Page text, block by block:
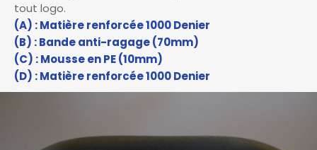
tout logo.
(A) : Matière renforcée 1000 Denier
(B) : Bande anti-ragage (70mm)
(C) : Mousse en PE (10mm)
(D) : Matière renforcée 1000 Denier